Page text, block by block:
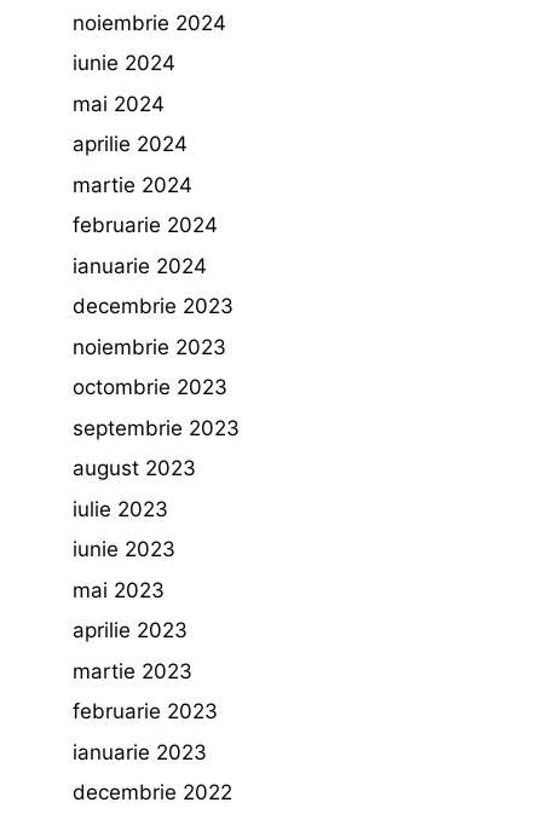
noiembrie 2024
iunie 2024
mai 2024
aprilie 2024
martie 2024
februarie 2024
ianuarie 2024
decembrie 2023
noiembrie 2023
octombrie 2023
septembrie 2023
august 2023
iulie 2023
iunie 2023
mai 2023
aprilie 2023
martie 2023
februarie 2023
ianuarie 2023
decembrie 2022